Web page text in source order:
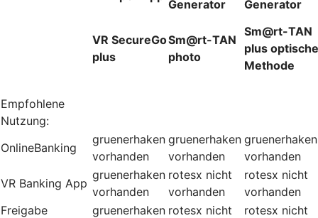
Generator
Generator
VR SecureGo
plus
Sm@rt-TAN
photo
Sm@rt-TAN
plus optische
Methode
Empfohlene
Nutzung:
OnlineBanking
gruenerhaken
vorhanden
gruenerhaken
vorhanden
gruenerhaken
vorhanden
VR Banking App
gruenerhaken
vorhanden
rotesx nicht
vorhanden
rotesx nicht
vorhanden
Freigabe
gruenerhaken rotesx nicht
rotesx nicht